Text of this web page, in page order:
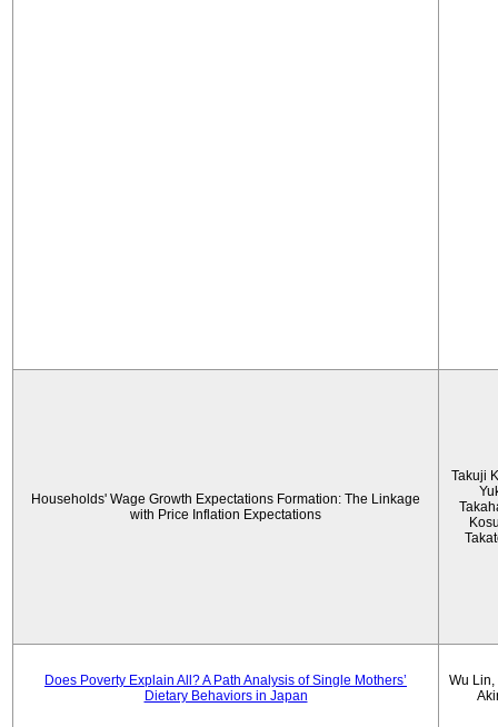
Households' Wage Growth Expectations Formation: The Linkage
with Price Inflation Expectations
Takuji
Does Poverty Explain All? A Path Analysis of Single Mothers’
Dietary Behaviors in Japan
Wu Lin,